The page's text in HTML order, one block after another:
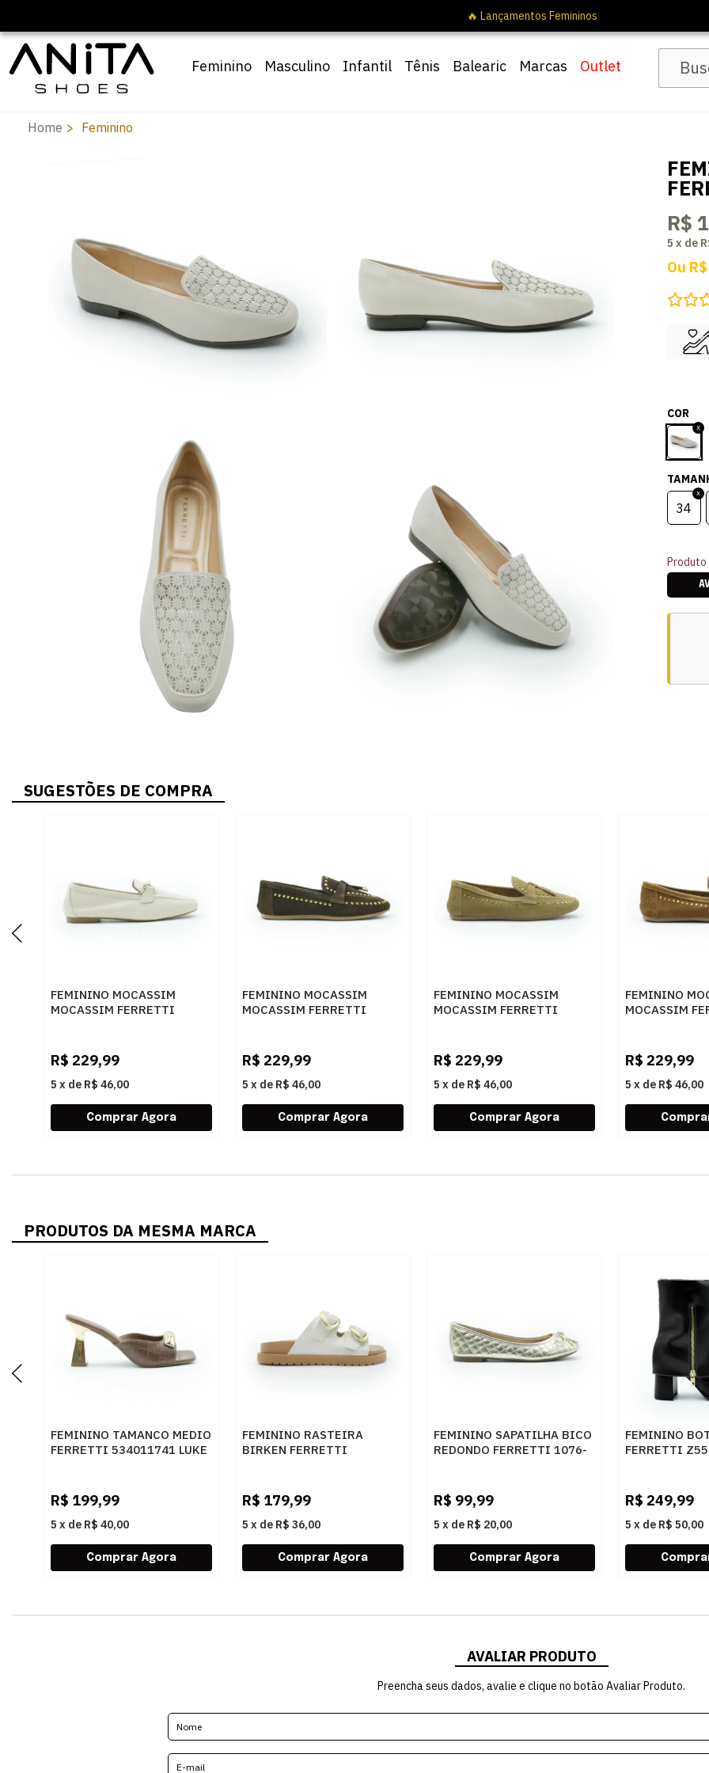
Feminino Masculino Infantil Tênis Balearic Marcas Outlet
Home Feminino
R$
5 x de
Ou
COR
34
SUGESTÕES DE COMPRA
FEMININO MOCASSIM
MOCASSIM FERRETTI
R$ 229,99
5 x de R$ 46,00
FEMININO MOCASSIM
MOCASSIM FERRETTI
R$ 229,99
5 x de R$ 46,00
FEMININO MOCASSIM
MOCASSIM FERRETTI
R$ 229,99
5 x de R$ 46,00
FEMININO
MOCASSIM
R$ 229,99
5 x de R$ 46,00
PRODUTOS DA MESMA MARCA
FEMININO TAMANCO MEDIO
FERRETTI 534011741 LUKE
R$ 199,99
5 x de R$ 40,00
FEMININO RASTEIRA
BIRKEN FERRETTI
R$ 179,99
5 x de R$ 36,00
FEMININO SAPATILHA BICO
REDONDO FERRETTI 1076-
R$ 99,99
5 x de R$ 20,00
FEMININO
FERRETTI
R$ 249,99
5 x de R$ 50,00
AVALIAR PRODUTO
Preencha seus dados, avalie e clique no botão Avaliar Produto.